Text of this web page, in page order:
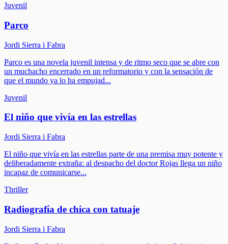
Juvenil
Parco
Jordi Sierra i Fabra
Parco es una novela juvenil intensa y de ritmo seco que se abre con
un muchacho encerrado en un reformatorio y con la sensación de
que el mundo ya lo ha empujad...
Juvenil
El niño que vivía en las estrellas
Jordi Sierra i Fabra
El niño que vivía en las estrellas parte de una premisa muy potente y
deliberadamente extraña: al despacho del doctor Rojas llega un niño
incapaz de comunicarse...
Thriller
Radiografía de chica con tatuaje
Jordi Sierra i Fabra